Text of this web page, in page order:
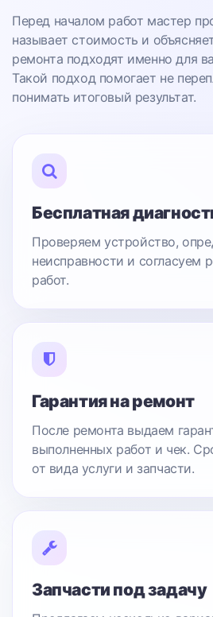
Перед началом работ мастер
называет стоимость и
ремонта подходят именно для
Такой подход помогает не
понимать итоговый результат.
Бесплатная
Проверяем устройство,
неисправности и согласуем
работ.
Гарантия на ремонт
После ремонта выдаем
выполненных работ и чек.
от вида услуги и запчасти.
Запчасти под задачу